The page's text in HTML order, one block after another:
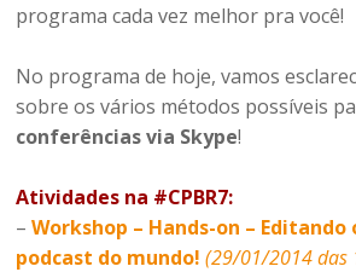
programa cada vez melhor pra você!
No programa de hoje, vamos
sobre os vários métodos possíveis
conferências via Skype!
Atividades na #CPBR7:
–Workshop – Hands-on – Editando
podcast do mundo! (29/01/2014 das